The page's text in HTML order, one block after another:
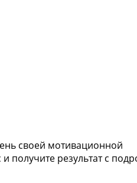
своей мотивационной
получите результат с